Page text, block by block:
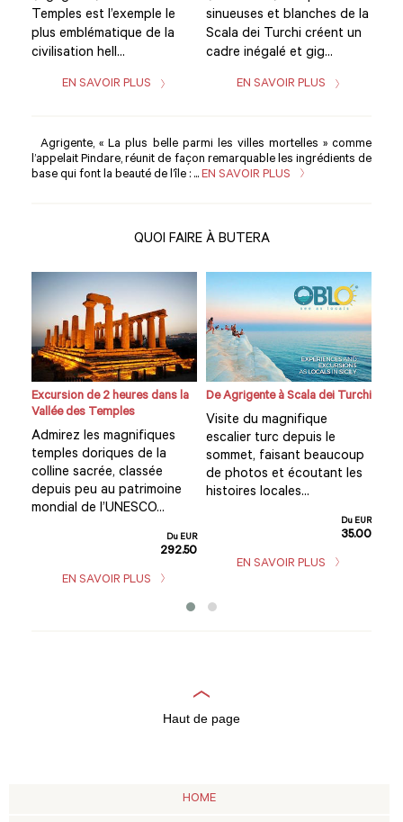
Temples est l’exemple le
plus emblématique de la
civilisation hell...
EN SAVOIR PLUS
sinueuses et blanches de la
Scala dei Turchi créent un
cadre inégalé et gig...
EN SAVOIR PLUS
Agrigente, « La plus belle parmi les villes mortelles » comme
l’appelait Pindare, réunit de façon remarquable les ingrédients de
base qui font la beauté de l’île : ... EN SAVOIR PLUS
QUOI FAIRE À BUTERA
Excursion de 2 heures dans la
Vallée des Temples
Admirez les magnifiques
temples doriques de la
colline sacrée, classée
depuis peu au patrimoine
mondial de l’UNESCO...
Du EUR
292.50
EN SAVOIR PLUS
De Agrigente à Scala dei Turchi
Visite du magnifique
escalier turc depuis le
sommet, faisant beaucoup
de photos et écoutant les
histoires locales...
Du EUR
35.00
EN SAVOIR PLUS
Haut de page
HOME